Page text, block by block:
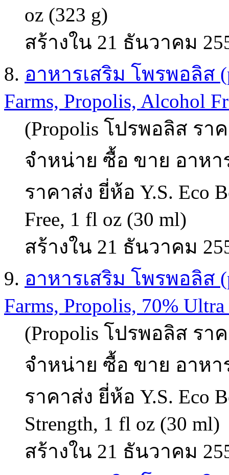
oz (323 g)
สร้างใน 21 ธันวาคม
8. อาหารเสริม โพรพอลิส
Farms, Propolis, Alcohol
(Propolis โปรพอลิส รา
จำหน่าย ซื้อ ขาย อาหา
ราคาส่ง ยี่ห้อ Y.S. Eco
Free, 1 fl oz (30 ml)
สร้างใน 21 ธันวาคม
9. อาหารเสริม โพรพอลิส
Farms, Propolis, 70%
(Propolis โปรพอลิส รา
จำหน่าย ซื้อ ขาย อาหา
ราคาส่ง ยี่ห้อ Y.S. Eco
Strength, 1 fl oz (30 ml)
สร้างใน 21 ธันวาคม